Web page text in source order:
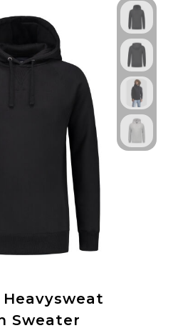
Heavysweat
Sweater